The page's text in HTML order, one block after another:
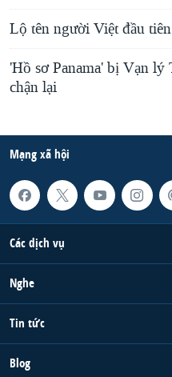
Lộ tên người Việt đầu tiên
'Hồ sơ Panama' bị Vạn
chận lại
Mạng xã hội
Các dịch vụ
Nghe
Tin tức
Blog